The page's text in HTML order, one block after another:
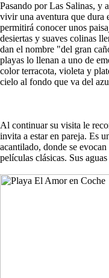
Pasando por Las Salinas, y
vivir una aventura que dura
permitirá conocer unos
desiertas y suaves colinas
dan el nombre "del gran
playas lo llenan a uno de
color terracota, violeta y
cielo al fondo que va del
Al continuar su visita le
invita a estar en pareja. Es
acantilado, donde se
películas clásicas. Sus